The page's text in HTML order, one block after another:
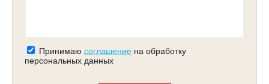
Принимаю соглашение на обработку
персональных данных